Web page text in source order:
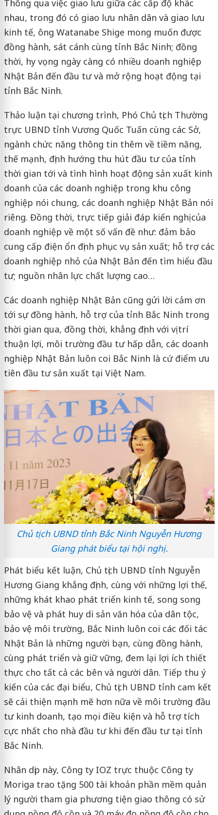
Thông qua việc giao lưu giữa các cấp độ khác
nhau, trong đó có giao lưu nhân dân và giao lưu
kinh tế, ông Watanabe Shige mong muốn được
đồng hành, sát cánh cùng tỉnh Bắc Ninh; đồng
thời, hy vọng ngày càng có nhiều doanh nghiệp
Nhật Bản đến đầu tư và mở rộng hoạt động tại
tỉnh Bắc Ninh.
Thảo luận tại chương trình, Phó Chủ tịch Thường
trực UBND tỉnh Vương Quốc Tuấn cùng các Sở,
ngành chức năng thông tin thêm về tiềm năng,
thế mạnh, định hướng thu hút đầu tư của tỉnh
thời gian tới và tình hình hoạt động sản xuất kinh
doanh của các doanh nghiệp trong khu công
nghiệp nói chung, các doanh nghiệp Nhật Bản nói
riêng. Đồng thời, trực tiếp giải đáp kiến nghị của
doanh nghiệp về một số vấn đề như: đảm bảo
cung cấp điện ổn định phục vụ sản xuất; hỗ trợ các
doanh nghiệp nhỏ của Nhật Bản đến tìm hiểu đầu
tư; nguồn nhân lực chất lượng cao…
Các doanh nghiệp Nhật Bản cũng gửi lời cảm ơn
tới sự đồng hành, hỗ trợ của tỉnh Bắc Ninh trong
thời gian qua, đồng thời, khẳng định với vị trí
thuận lợi, môi trường đầu tư hấp dẫn, các doanh
nghiệp Nhật Bản luôn coi Bắc Ninh là cứ điểm ưu
tiên đầu tư sản xuất tại Việt Nam.
Chủ tịch UBND tỉnh Bắc Ninh Nguyễn Hương
Giang phát biểu tại hội nghị.
Phát biểu kết luận, Chủ tịch UBND tỉnh Nguyễn
Hương Giang khẳng định, cùng với những lợi thế,
những khát khao phát triển kinh tế, song song
bảo vệ và phát huy di sản văn hóa của dân tộc,
bảo vệ môi trường, Bắc Ninh luôn coi các đối tác
Nhật Bản là những người bạn, cùng đồng hành,
cùng phát triển và giữ vững, đem lại lợi ích thiết
thực cho tất cả các bên và người dân. Tiếp thu ý
kiến của các đại biểu, Chủ tịch UBND tỉnh cam kết
sẽ cải thiện mạnh mẽ hơn nữa về môi trường đầu
tư kinh doanh, tạo mọi điều kiện và hỗ trợ tích
cực nhất cho nhà đầu tư khi đến đầu tư tại tỉnh
Bắc Ninh.
Nhân dịp này, Công ty IOZ trực thuộc Công ty
Moriga trao tặng 500 tài khoản phần mềm quản
lý người tham gia phương tiện giao thông có sử